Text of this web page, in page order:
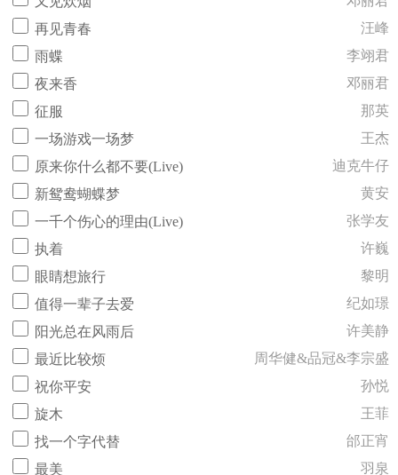
再见青春
汪峰
雨蝶
李翊君
夜来香
邓丽君
征服
那英
一场游戏一场梦
王杰
原来你什么都不要(Live)
迪克牛仔
新鸳鸯蝴蝶梦
黄安
一千个伤心的理由(Live)
张学友
执着
许巍
眼睛想旅行
黎明
值得一辈子去爱
纪如璟
阳光总在风雨后
许美静
最近比较烦
周华健&品冠&李宗盛
祝你平安
孙悦
旋木
王菲
找一个字代替
邰正宵
最美
羽泉